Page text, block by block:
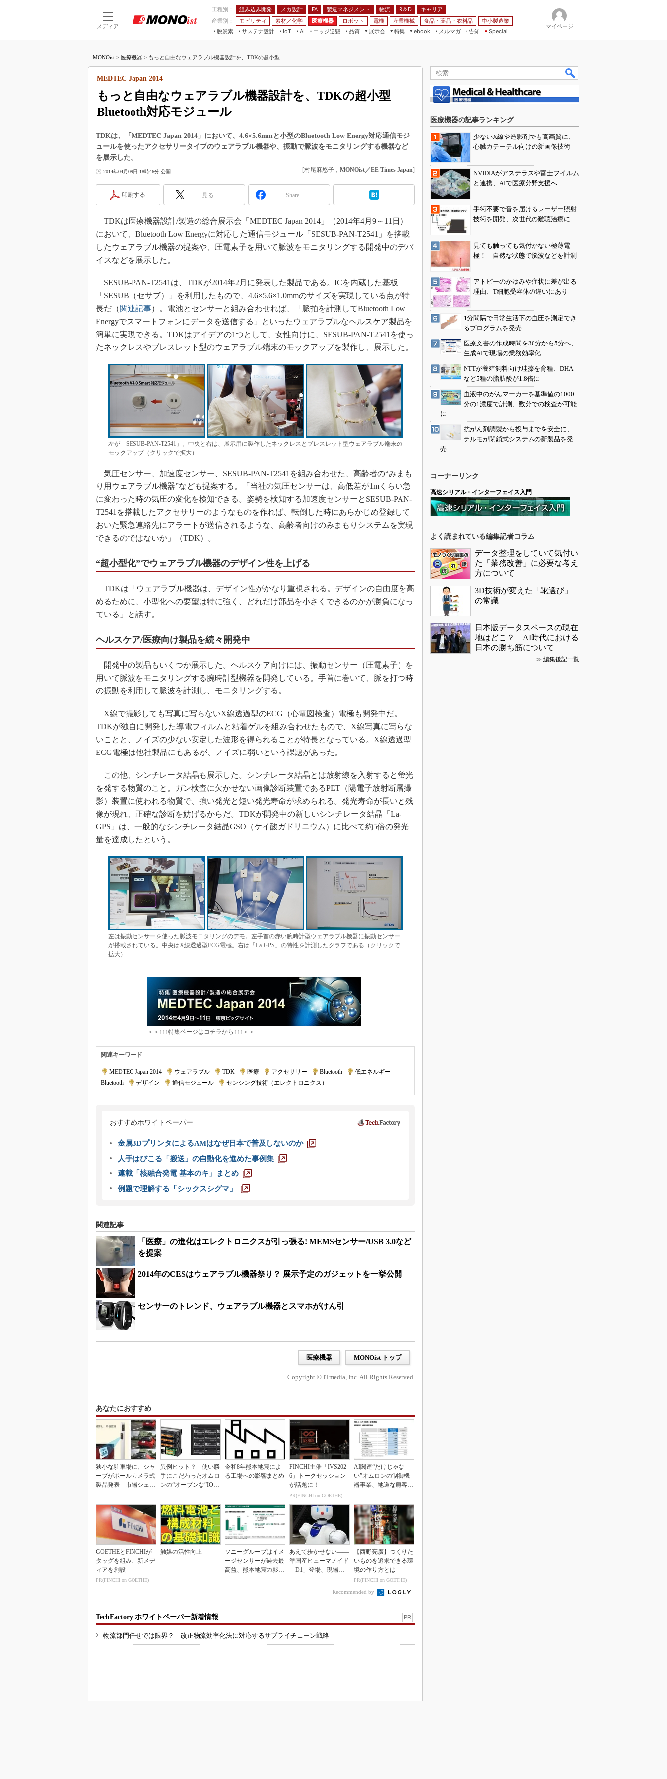
メディア
工程別： 組み込み開発 メカ設計 FA 製造マネジメント 物流 R＆D
キャリア
産業別：
モビリティ 素材／化学 医療機器 ロボット 電機 産業機械 食品・薬品・衣料品
中小製造業
脱炭素
サステナ設計
IoT
つながる工場
AI
AI×設備保全
エッジ逆襲 品質
展示会
JIMTOF
IIFES
TECHNO-FRONTIER
スマート工場EXPO
EdgeTech+
AUTOMOTIVE WORLD
産業オープンネット展
特集
フィールドサービス
組み込み画像技術
組み込みモデリング
ISO26262
3Dプリンタ
イノベーション
メイドインジャパン
植物工場
知財マネジメント
海外生産
グローバル設計・開発
制御セキュリティ
新型コロナへの対応
ebook
メルマガ
告知 Special
マイページ
MONOist > 医療機器 > もっと自由なウェアラブル機器設計を、TDKの超小型...
もっと自由なウェアラブル機器設計を、TDKの超小型
Bluetooth対応モジュール
MEDTEC Japan 2014
TDKは、「MEDTEC Japan 2014」において、4.6×5.6mmと小型のBluetooth Low Energy対応通信モジ
ュールを使ったアクセサリータイプのウェアラブル機器や、振動で脈波をモニタリングする機器など
を展示した。
2014年04月09日 18時46分 公開 [村尾麻悠子， MONOist／EE Times Japan]
印刷する 見る Share
TDKは医療機器設計/製造の総合展示会「MEDTEC Japan 2014」（2014年4月9～11日）
において、Bluetooth Low Energyに対応した通信モジュール「SESUB-PAN-T2541」を搭載
したウェアラブル機器の提案や、圧電素子を用いて脈波をモニタリングする開発中のデバ
イスなどを展示した。
SESUB-PAN-T2541は、TDKが2014年2月に発表した製品である。ICを内蔵した基板
「SESUB（セサブ）」を利用したもので、4.6×5.6×1.0mmのサイズを実現している点が特
長だ（関連記事）。電池とセンサーと組み合わせれば、「脈拍を計測してBluetooth Low
Energyでスマートフォンにデータを送信する」といったウェアラブルなヘルスケア製品を
簡単に実現できる。TDKはアイデアの1つとして、女性向けに、SESUB-PAN-T2541を使っ
たネックレスやブレスレット型のウェアラブル端末のモックアップを製作し、展示した。
左が「SESUB-PAN-T2541」。中央と右は、展示用に製作したネックレスとブレスレット型ウェアラブル端末の
モックアップ（クリックで拡大）
気圧センサー、加速度センサー、SESUB-PAN-T2541を組み合わせた、高齢者の“みまも
り用ウェアラブル機器”なども提案する。「当社の気圧センサーは、高低差が1mくらい急
に変わった時の気圧の変化を検知できる。姿勢を検知する加速度センサーとSESUB-PAN-
T2541を搭載したアクセサリーのようなものを作れば、転倒した時にあらかじめ登録して
おいた緊急連絡先にアラートが送信されるような、高齢者向けのみまもりシステムを実現
できるのではないか」（TDK）。
“超小型化”でウェアラブル機器のデザイン性を上げる
TDKは「ウェアラブル機器は、デザイン性がかなり重視される。デザインの自由度を高
めるために、小型化への要望は特に強く、どれだけ部品を小さくできるのかが勝負になっ
ている」と話す。
ヘルスケア/医療向け製品を続々開発中
開発中の製品もいくつか展示した。ヘルスケア向けには、振動センサー（圧電素子）を
用いて脈波をモニタリングする腕時計型機器を開発している。手首に巻いて、脈を打つ時
の振動を利用して脈波を計測し、モニタリングする。
X線で撮影しても写真に写らないX線透過型のECG（心電図検査）電極も開発中だ。
TDKが独自に開発した導電フィルムと粘着ゲルを組み合わせたもので、X線写真に写らな
いことと、ノイズの少ない安定した波形を得られることが特長となっている。X線透過型
ECG電極は他社製品にもあるが、ノイズに弱いという課題があった。
この他、シンチレータ結晶も展示した。シンチレータ結晶とは放射線を入射すると蛍光
を発する物質のこと。ガン検査に欠かせない画像診断装置であるPET（陽電子放射断層撮
影）装置に使われる物質で、強い発光と短い発光寿命が求められる。発光寿命が長いと残
像が現れ、正確な診断を妨げるからだ。TDKが開発中の新しいシンチレータ結晶「La-
GPS」は、一般的なシンチレータ結晶GSO（ケイ酸ガドリニウム）に比べて約5倍の発光
量を達成したという。
左は振動センサーを使った脈波モニタリングのデモ。左手首の赤い腕時計型ウェアラブル機器に振動センサー
が搭載されている。中央はX線透過型ECG電極。右は「La-GPS」の特性を計測したグラフである（クリックで
拡大）
＞＞↑↑↑特集ページはコチラから↑↑↑＜＜
関連キーワード
MEDTEC Japan 2014 ウェアラブル TDK 医療 アクセサリー Bluetooth
低エネルギー
Bluetooth
デザイン 通信モジュール センシング技術（エレクトロニクス）
おすすめホワイトペーパー
金属3DプリンタによるAMはなぜ日本で普及しないのか
人手はびこる「搬送」の自動化を進めた事例集
連載「核融合発電 基本のキ」まとめ
例題で理解する「シックスシグマ」
関連記事
「医療」の進化はエレクトロニクスが引っ張る! MEMSセンサー/USB 3.0など
を提案
2014年のCESはウェアラブル機器祭り？ 展示予定のガジェットを一挙公開
センサーのトレンド、ウェアラブル機器とスマホがけん引
医療機器 MONOist トップ
Copyright © ITmedia, Inc. All Rights Reserved.
あなたにおすすめ
狭小な駐車場に、シャ
ープがポールカメラ式
製品発表 市場シェア
異例ヒット？ 使い勝
手にこだわったオムロ
ンの“オープンな”IO-L
令和8年熊本地震によ
る工場への影響まとめ
FINCHI主催「IVS202
6」トークセッション
が話題に！
PR(FINCHI on GOETHE)
AI関連“だけじゃな
い”オムロンの制御機
器事業、地道な顧客基
GOETHEとFINCHIが
タッグを組み、新メデ
ィアを創設
PR(FINCHI on GOETHE)
触媒の活性向上
ソニーグループはイメ
ージセンサーが過去最
高益、熊本地震の影響
あえて歩かせない――
準国産ヒューマノイド
「D1」登場、現場稼
【西野亮廣】つくりた
いものを追求できる環
境の作り方とは
PR(FINCHI on GOETHE)
Recommended by
TechFactory ホワイトペーパー新着情報 PR
物流部門任せでは限界？ 改正物流効率化法に対応するサプライチェーン戦略
医療機器の記事ランキング
少ないX線や造影剤でも高画質に、
心臓カテーテル向けの新画像技術
NVIDIAがアステラスや富士フイルム
と連携、AIで医療分野支援へ
手術不要で音を届けるレーザー照射
技術を開発、次世代の難聴治療に
見ても触っても気付かない極薄電
極！ 自然な状態で脳波などを計測
アトピーのかゆみや症状に差が出る
理由、T細胞受容体の違いにあり
1分間隔で日常生活下の血圧を測定でき
るプログラムを発売
医療文書の作成時間を30分から5分へ、
生成AIで現場の業務効率化
NTTが養殖飼料向け珪藻を育種、DHA
など5種の脂肪酸が1.8倍に
血液中のがんマーカーを基準値の1000
分の1濃度で計測、数分での検査が可能
に
抗がん剤調製から投与までを安全に、
テルモが閉鎖式システムの新製品を発
売
コーナーリンク
高速シリアル・インターフェイス入門
よく読まれている編集記者コラム
データ整理をしていて気付い
た「業務改善」に必要な考え
方について
3D技術が変えた「靴選び」
の常識
日本版データスペースの現在
地はどこ？ AI時代における
日本の勝ち筋について
≫ 編集後記一覧